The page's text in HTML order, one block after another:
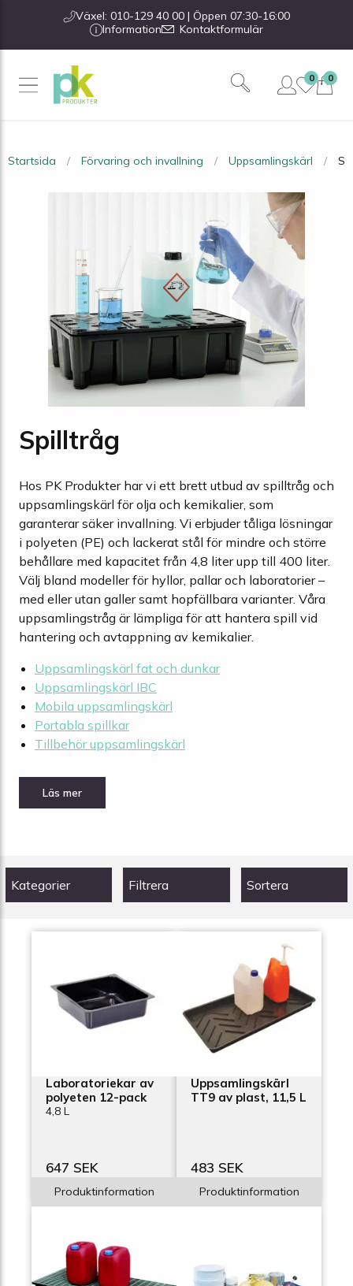
Växel: 010-129 40 00 | Öppen 07:30-16:00
Information
Kontaktformulär
0
0
Startsida Förvaring och invallning Uppsamlingskärl
Spilltråg
Hos PK Produkter har vi ett brett utbud av spilltråg och
uppsamlingskärl för olja och kemikalier, som
garanterar säker invallning. Vi erbjuder tåliga lösningar
i polyeten (PE) och lackerat stål för mindre och större
behållare med kapacitet från 4,8 liter upp till 400 liter.
Välj bland modeller för hyllor, pallar och laboratorier –
med eller utan galler samt hopfällbara varianter. Våra
uppsamlingstråg är lämpliga för att hantera spill vid
hantering och avtappning av kemikalier.
Uppsamlingskärl fat och dunkar
Uppsamlingskärl IBC
Mobila uppsamlingskärl
Portabla spillkar
Tillbehör uppsamlingskärl
Kategorier Filtrera Sortera
Laboratoriekar av
polyeten 12-pack
4,8 L
647 SEK
Produktinformation
Uppsamlingskärl
TT9 av plast, 11,5 L
483 SEK
Produktinformation